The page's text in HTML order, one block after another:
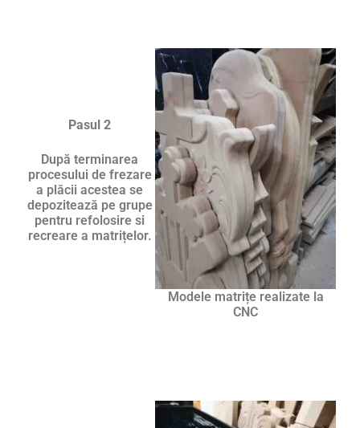
Modele matrițe realizate la
CNC
Pasul 2
După terminarea
procesului de frezare
a plăcii acestea se
depozitează pe grupe
pentru refolosire si
recreare a matrițelor.